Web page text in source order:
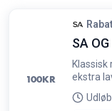
100KR
SA
ekstra